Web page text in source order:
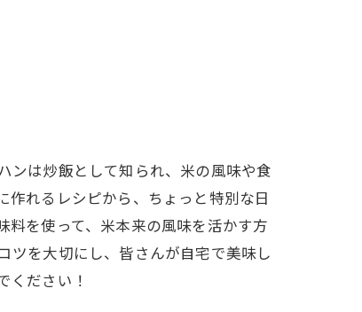
ンは炒飯として知られ、米の風味や食
れるレシピから、ちょっと特別な日
を使って、米本来の風味を活かす方
ツを大切にし、皆さんが自宅で美味し
ください！